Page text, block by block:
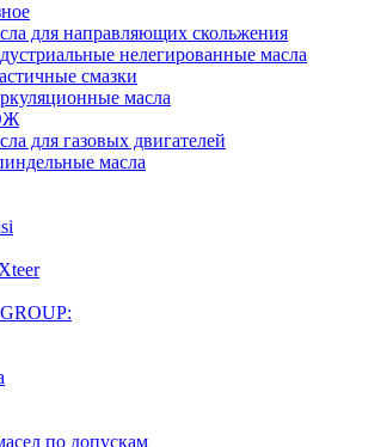
для направляющих скольжения
нелегированные масла
смазки
масла
для газовых двигателей
масла
по допускам